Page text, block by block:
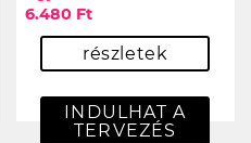
6.480 Ft
részletek
INDULHAT A
TERVEZÉS